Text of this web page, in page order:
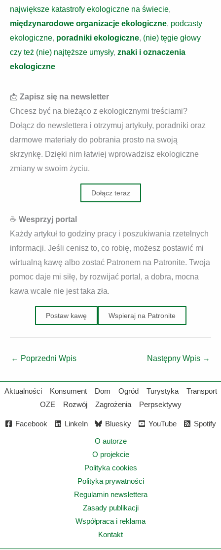
największe katastrofy ekologiczne na świecie,
międzynarodowe organizacje ekologiczne, podcasty
ekologiczne, poradniki ekologiczne, (nie) tęgie głowy
czy też (nie) najtęższe umysły, znaki i oznaczenia
ekologiczne
📩 Zapisz się na newsletter
Chcesz być na bieżąco z ekologicznymi treściami?
Dołącz do newslettera i otrzymuj artykuły, poradniki oraz
darmowe materiały do pobrania prosto na swoją
skrzynkę. Dzięki nim łatwiej wprowadzisz ekologiczne
zmiany w swoim życiu.
Dołącz teraz
☕ Wesprzyj portal
Każdy artykuł to godziny pracy i poszukiwania rzetelnych
informacji. Jeśli cenisz to, co robię, możesz postawić mi
wirtualną kawę albo zostać Patronem na Patronite. Twoja
pomoc daje mi siłę, by rozwijać portal, a dobra, mocna
kawa wcale nie jest taka zła.
Postaw kawę Wspieraj na Patronite
← Poprzedni Wpis Następny Wpis →
Aktualności Konsument Dom Ogród Turystyka
Transport
OZE
Rozwój Zagrożenia Perpsektywy
Facebook LinkeIn Bluesky YouTube Spotify
O autorze
O projekcie
Polityka cookies
Polityka prywatności
Regulamin newslettera
Zasady publikacji
Współpraca i reklama
Kontakt